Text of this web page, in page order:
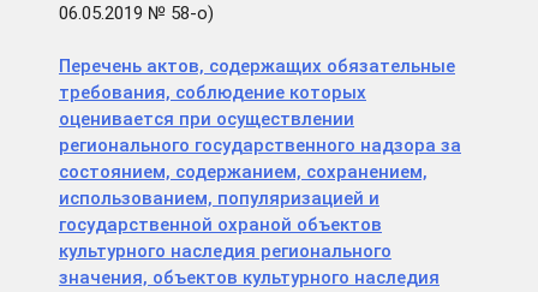
06.05.2019 № 58-о)
Перечень актов, содержащих обязательные
требования, соблюдение которых
оценивается при осуществлении
регионального государственного надзора за
состоянием, содержанием, сохранением,
использованием, популяризацией и
государственной охраной объектов
культурного наследия регионального
значения, объектов культурного наследия